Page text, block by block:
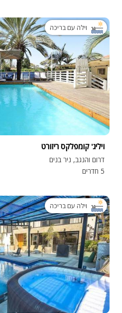
וילה עם בריכה
ויליג' קומפלקס ריזורט
דרום והנגב, ניר בנים
5 חדרים
וילה עם בריכה